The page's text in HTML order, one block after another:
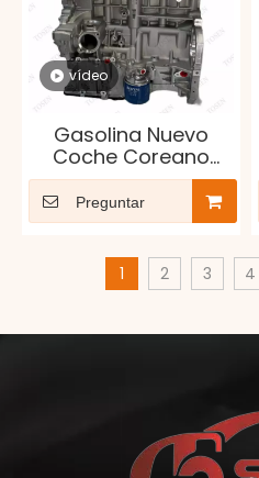
vídeo
Gasolina Nuevo
Coche Coreano
Motor Desnudo Para
Hyundai Kia
Preguntar
1 2 3 4